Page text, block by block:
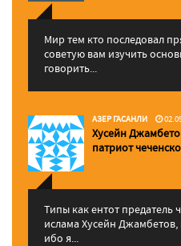
Мир тем кто последовал
советую вам изучить
говорить...
АЗЕР ГАСАНЛИ
Хусейн
патриот
Типы как ентот предатель
ислама Хусейн
ибо я...